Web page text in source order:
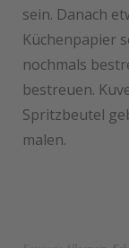
sein. Danach
Küchenpapier
nochmals
bestreuen.
Spritzbeutel
malen.